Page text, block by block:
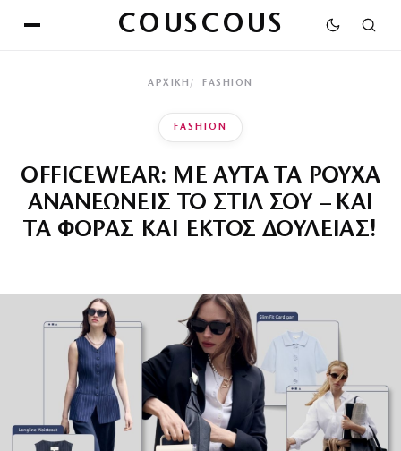
COUSCOUS
ΑΡΧΙΚΉ FASHION
FASHION
OFFICEWEAR: ΜΕ ΑΥΤΑ ΤΑ ΡΟΥΧΑ
ΑΝΑΝΕΩΝΕΙΣ ΤΟ ΣΤΙΛ ΣΟΥ – ΚΑΙ
ΤΑ ΦΟΡΑΣ ΚΑΙ ΕΚΤΟΣ ΔΟΥΛΕΙΑΣ!